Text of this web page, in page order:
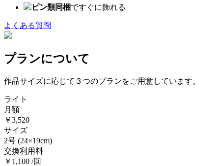
ピン類同梱ですぐに飾れる
よくある質問
プランについて
作品サイズに応じて３つのプランをご用意しています。
ライト
月額
￥3,520
サイズ
2号 (24×19cm)
交換利用料
￥1,100 /回